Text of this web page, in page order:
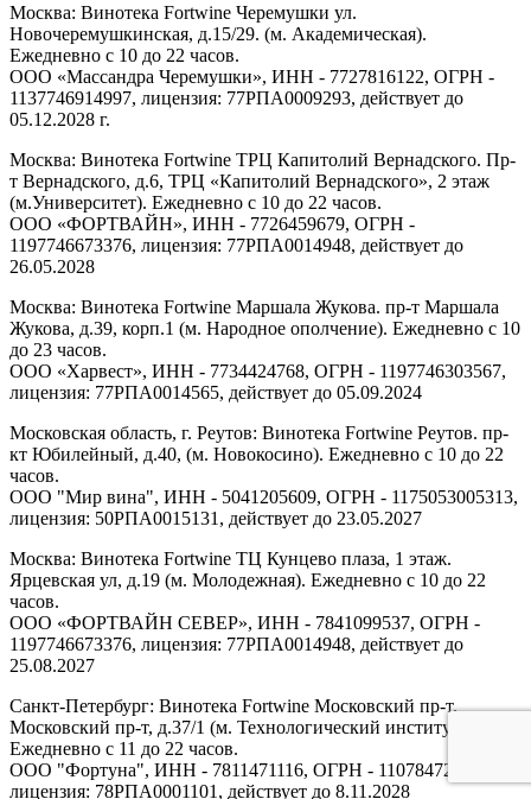
Москва: Винотека Fortwine Черемушки ул.
Новочеремушкинская, д.15/29. (м. Академическая).
Ежедневно с 10 до 22 часов.
ООО «Массандра Черемушки», ИНН - 7727816122, ОГРН -
1137746914997, лицензия: 77РПА0009293, действует до
05.12.2028 г.
Москва: Винотека Fortwine ТРЦ Капитолий Вернадского. Пр-
т Вернадского, д.6, ТРЦ «Капитолий Вернадского», 2 этаж
(м.Университет). Ежедневно с 10 до 22 часов.
ООО «ФОРТВАЙН», ИНН - 7726459679, ОГРН -
1197746673376, лицензия: 77РПА0014948, действует до
26.05.2028
Москва: Винотека Fortwine Маршала Жукова. пр-т Маршала
Жукова, д.39, корп.1 (м. Народное ополчение). Ежедневно с 10
до 23 часов.
ООО «Харвест», ИНН - 7734424768, ОГРН - 1197746303567,
лицензия: 77РПА0014565, действует до 05.09.2024
Московская область, г. Реутов: Винотека Fortwine Реутов. пр-
кт Юбилейный, д.40, (м. Новокосино). Ежедневно с 10 до 22
часов.
ООО "Мир вина", ИНН - 5041205609, ОГРН - 1175053005313,
лицензия: 50РПА0015131, действует до 23.05.2027
Москва: Винотека Fortwine ТЦ Кунцево плаза, 1 этаж.
Ярцевская ул, д.19 (м. Молодежная). Ежедневно с 10 до 22
часов.
ООО «ФОРТВАЙН СЕВЕР», ИНН - 7841099537, ОГРН -
1197746673376, лицензия: 77РПА0014948, действует до
25.08.2027
Санкт-Петербург: Винотека Fortwine Московский пр-т.
Московский пр-т, д.37/1 (м. Технологический институт).
Ежедневно с 11 до 22 часов.
ООО "Фортуна", ИНН - 7811471116, ОГРН - 1107847277438,
лицензия: 78РПА0001101, действует до 8.11.2028